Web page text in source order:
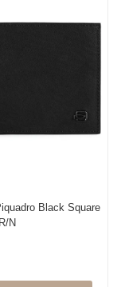
Black Square
N